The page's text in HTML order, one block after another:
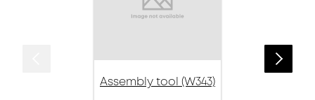
Assembly tool (W343)